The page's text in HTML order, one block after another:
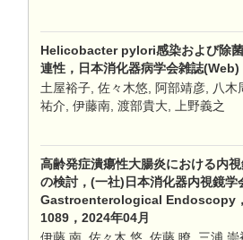
Helicobacter pylori感染および除
連性，日本消化器病学会雑誌
土屋裕子, 佐々木悠, 阿部靖彦, 八木
祐介, 伊藤南, 渡部貴大, 上野義之
高齢発症潰瘍性大腸炎における内
の検討，(一社)日本消化器内視鏡学
Gastroenterological Endoscopy
1089，2024年04月
伊藤 南, 佐々木 悠, 佐藤 瞭, 三浦